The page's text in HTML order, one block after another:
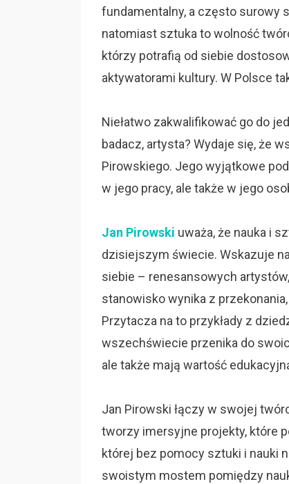
fundamentalny, a często surowy
natomiast sztuka to wolność
którzy potrafią od siebie
aktywatorami kultury. W Polsce
Niełatwo zakwalifikować go do
badacz, artysta? Wydaje się, że
Pirowskiego. Jego wyjątkowe
w jego pracy, ale także w jego
Jan Pirowski uważa, że nauka i
dzisiejszym świecie. Wskazuje
siebie – renesansowych
stanowisko wynika z
Przytacza na to przykłady z
wszechświecie przenika do
ale także mają wartość
Jan Pirowski łączy w swojej
tworzy imersyjne projekty, które
której bez pomocy sztuki i nauki
swoistym mostem pomiędzy